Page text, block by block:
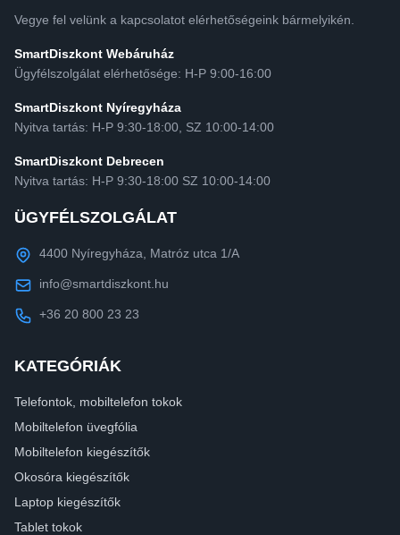
Vegye fel velünk a kapcsolatot elérhetőségeink bármelyikén.
SmartDiszkont Webáruház
Ügyfélszolgálat elérhetősége: H-P 9:00-16:00
SmartDiszkont Nyíregyháza
Nyitva tartás: H-P 9:30-18:00, SZ 10:00-14:00
SmartDiszkont Debrecen
Nyitva tartás: H-P 9:30-18:00 SZ 10:00-14:00
ÜGYFÉLSZOLGÁLAT
4400 Nyíregyháza, Matróz utca 1/A
info@smartdiszkont.hu
+36 20 800 23 23
KATEGÓRIÁK
Telefontok, mobiltelefon tokok
Mobiltelefon üvegfólia
Mobiltelefon kiegészítők
Okosóra kiegészítők
Laptop kiegészítők
Tablet tokok